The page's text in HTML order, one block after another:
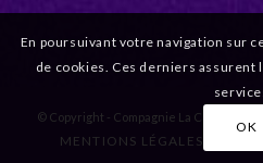
© Copyright - Compagnie La Clef
MENTIONS LÉGALES
En poursuivant votre navigation sur
de cookies. Ces derniers assurent
OK